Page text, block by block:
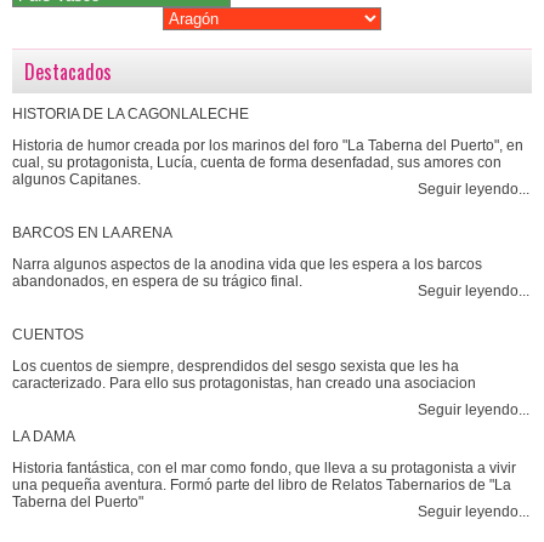
Destacados
HISTORIA DE LA CAGONLALECHE
Historia de humor creada por los marinos del foro "La Taberna del Puerto", en
cual, su protagonista, Lucía, cuenta de forma desenfadad, sus amores con
algunos Capitanes.
Seguir leyendo...
BARCOS EN LA ARENA
Narra algunos aspectos de la anodina vida que les espera a los barcos
abandonados, en espera de su trágico final.
Seguir leyendo...
CUENTOS
Los cuentos de siempre, desprendidos del sesgo sexista que les ha
caracterizado. Para ello sus protagonistas, han creado una asociacion
Seguir leyendo...
LA DAMA
Historia fantástica, con el mar como fondo, que lleva a su protagonista a vivir
una pequeña aventura. Formó parte del libro de Relatos Tabernarios de "La
Taberna del Puerto"
Seguir leyendo...